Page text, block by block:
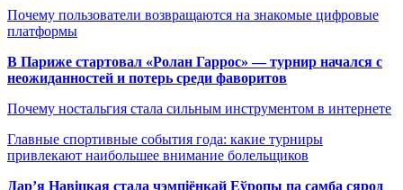
Почему пользователи возвращаются на знакомые цифровые
платформы
В Париже стартовал «Ролан Гаррос» — турнир начался с
неожиданностей и потерь среди фаворитов
Почему ностальгия стала сильным инструментом в интернете
Главные спортивные события года: какие турниры
привлекают наибольшее внимание болельщиков
Дар’я Навіцкая стала чэмпіёнкай Еўропы па самба сярод